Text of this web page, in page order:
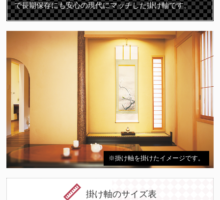
で長期保存にも安心の現代にマッチした掛け軸です。
※掛け軸を掛けたイメージです。
掛け軸のサイズ表